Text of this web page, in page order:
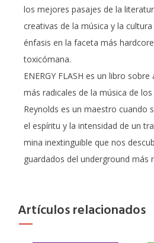
los mejores pasajes de la
creativas de la música y la
énfasis en la faceta más
toxicómana.
ENERGY FLASH es un libro
más radicales de la música de
Reynolds es un maestro cuando
el espíritu y la intensidad de un
mina inextinguible que nos
guardados del underground más
Artículos relacionados